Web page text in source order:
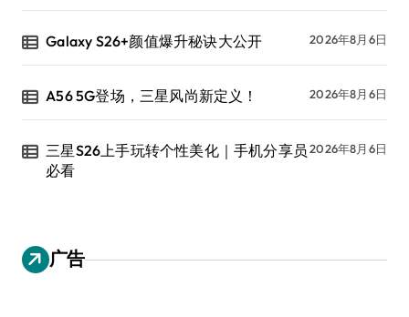
Galaxy S26+颜值爆升秘诀大公开 2026年8月6日
A56 5G登场，三星风尚新定义！ 2026年8月6日
三星S26上手玩转个性美化｜手机分享员
必看
2026年8月6日
广告